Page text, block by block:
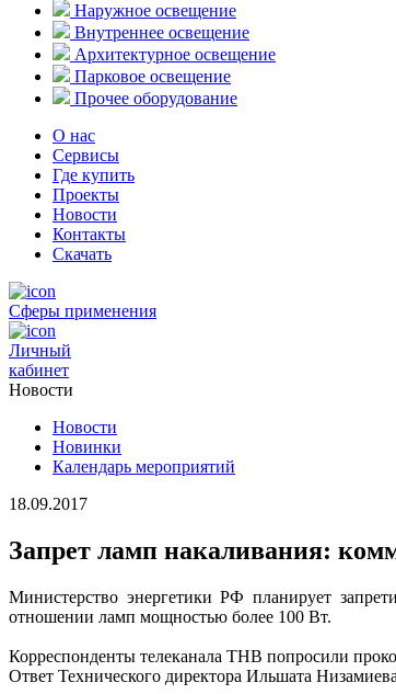
Наружное освещение
Внутреннее освещение
Архитектурное освещение
Парковое освещение
Прочее оборудование
О нас
Сервисы
Где купить
Проекты
Новости
Контакты
Скачать
Сферы применения
Личный
кабинет
Новости
Новости
Новинки
Календарь мероприятий
18.09.2017
Запрет ламп накаливания:
Министерство энергетики РФ планирует
отношении ламп мощностью более 100 Вт.
Корреспонденты телеканала ТНВ попросили
Ответ Технического директора Ильшата